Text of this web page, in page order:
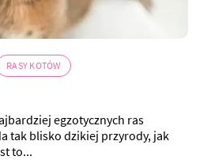
RASY KOTÓW
egzotycznych ras
tak blisko dzikiej przyrody, jak
to...